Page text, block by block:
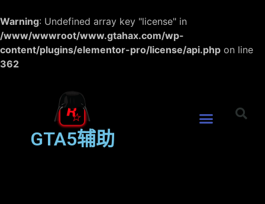
Warning: Undefined array key "license" in
/www/wwwroot/www.gtahax.com/wp-
content/plugins/elementor-pro/license/api.php on line
362
GTA5辅助